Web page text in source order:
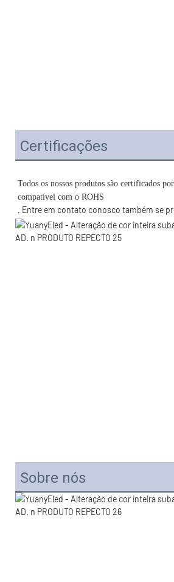
Certificações
Todos os nossos produtos são certificados
. Entre em contato conosco também se
Sobre nós